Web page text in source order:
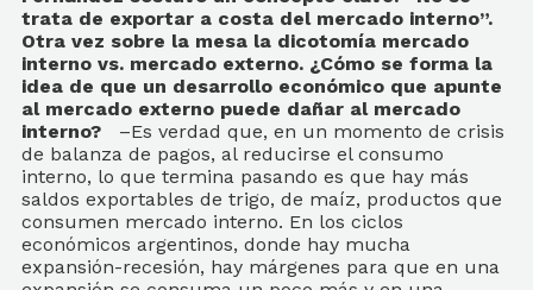
trata de exportar a costa del mercado interno”.
Otra vez sobre la mesa la dicotomía mercado
interno vs. mercado externo. ¿Cómo se forma la
idea de que un desarrollo económico que apunte
al mercado externo puede dañar al mercado
interno? –Es verdad que, en un momento de crisis
de balanza de pagos, al reducirse el consumo
interno, lo que termina pasando es que hay más
saldos exportables de trigo, de maíz, productos que
consumen mercado interno. En los ciclos
económicos argentinos, donde hay mucha
expansión-recesión, hay márgenes para que en una